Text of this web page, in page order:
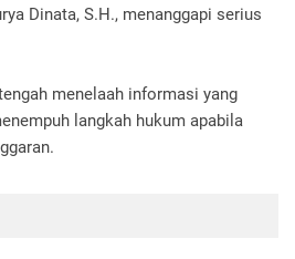
Dinata, S.H., menanggapi serius
menelaah informasi yang
langkah hukum apabila